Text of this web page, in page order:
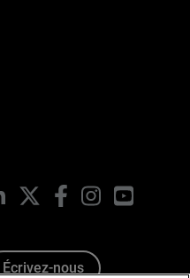
LinkedIn FacebookInstagramYouTube
Écrivez-nous